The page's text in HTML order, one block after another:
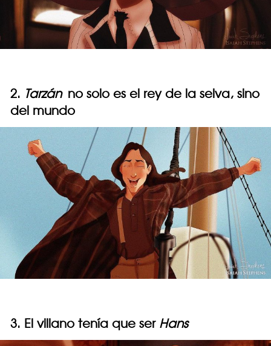
2. Tarzán no solo es el rey de la selva, sino
del mundo
3. El villano tenía que ser Hans